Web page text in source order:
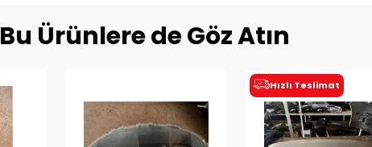
Bu Ürünlere de Göz Atın
Hızlı Teslimat